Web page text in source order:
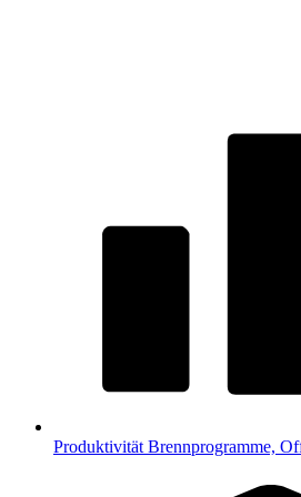
Produktivität Brennprogramme,